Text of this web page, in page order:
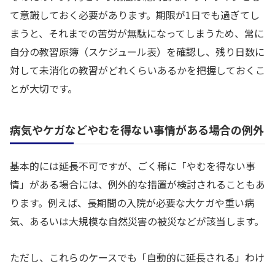
て意識しておく必要があります。期限が1日でも過ぎてし
まうと、それまでの苦労が無駄になってしまうため、常に
自分の教習原簿（スケジュール表）を確認し、残り日数に
対して未消化の教習がどれくらいあるかを把握しておくこ
とが大切です。
病気やケガなどやむを得ない事情がある場合の例外
基本的には延長不可ですが、ごく稀に「やむを得ない事
情」がある場合には、例外的な措置が検討されることもあ
ります。例えば、長期間の入院が必要な大ケガや重い病
気、あるいは大規模な自然災害の被災などが該当します。
ただし、これらのケースでも「自動的に延長される」わけ